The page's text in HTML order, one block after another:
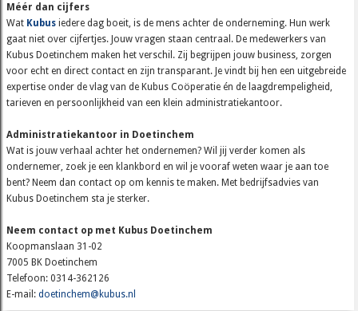
Méér dan cijfers
Wat Kubus iedere dag boeit, is de mens achter de onderneming. Hun werk
gaat niet over cijfertjes. Jouw vragen staan centraal. De medewerkers van
Kubus Doetinchem maken het verschil. Zij begrijpen jouw business, zorgen
voor echt en direct contact en zijn transparant. Je vindt bij hen een uitgebreide
expertise onder de vlag van de Kubus Coöperatie én de laagdrempeligheid,
tarieven en persoonlijkheid van een klein administratiekantoor.
Administratiekantoor in Doetinchem
Wat is jouw verhaal achter het ondernemen? Wil jij verder komen als
ondernemer, zoek je een klankbord en wil je vooraf weten waar je aan toe
bent? Neem dan contact op om kennis te maken. Met bedrijfsadvies van
Kubus Doetinchem sta je sterker.
Neem contact op met Kubus Doetinchem
Koopmanslaan 31-02
7005 BK Doetinchem
Telefoon: 0314-362126
E-mail:doetinchem@kubus.nl